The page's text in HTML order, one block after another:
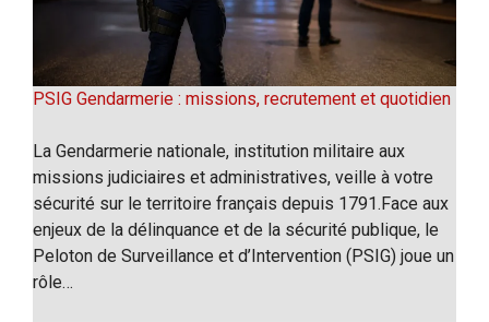
PSIG Gendarmerie : missions, recrutement et quotidien
La Gendarmerie nationale, institution militaire aux
missions judiciaires et administratives, veille à votre
sécurité sur le territoire français depuis 1791.Face aux
enjeux de la délinquance et de la sécurité publique, le
Peloton de Surveillance et d’Intervention (PSIG) joue un
rôle…